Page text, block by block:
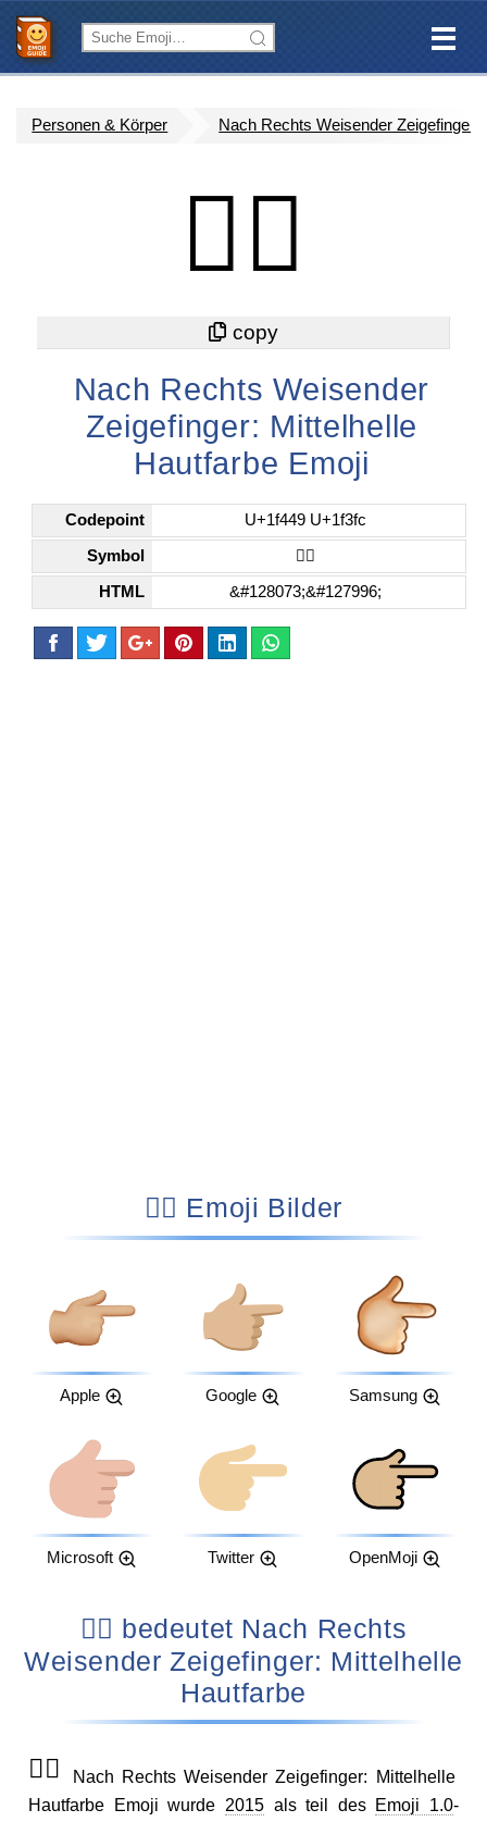
Personen & Körper Nach Rechts Weisender Zeigefinger:
👉🏼
Nach Rechts Weisender
Zeigefinger: Mittelhelle
Hautfarbe Emoji
Codepoint U+1f449 U+1f3fc
Symbol 👉🏼
HTML &#128073;&#127996;
👉🏼 Emoji Bilder
Apple Google Samsung
Microsoft Twitter OpenMoji
👉🏼 bedeutet Nach Rechts
Weisender Zeigefinger: Mittelhelle
Hautfarbe
👉🏼
Nach Rechts Weisender Zeigefinger: Mittelhelle
Hautfarbe Emoji wurde 2015als teil des Emoji 1.0-